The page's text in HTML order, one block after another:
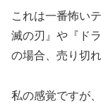
これは一番怖い
滅の刃』や『ド
の場合、売り切
私の感覚ですが